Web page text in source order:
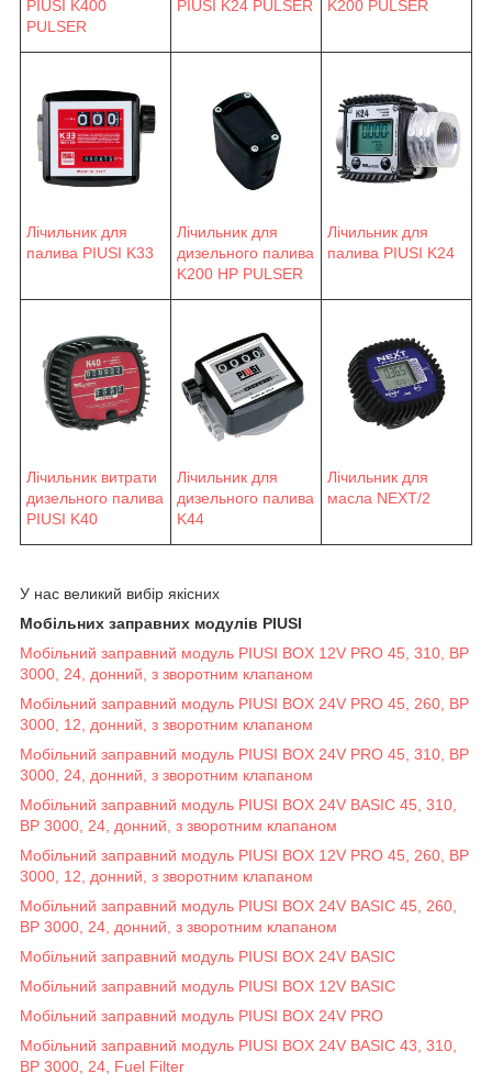
PIUSI K400
PULSER
PIUSI K24 PULSER
K200 PULSER
Лічильник для
палива PIUSI K33
Лічильник для
дизельного палива
K200 HP PULSER
Лічильник для
палива PIUSI K24
Лічильник витрати
дизельного палива
PIUSI K40
Лічильник для
дизельного палива
K44
Лічильник для
масла NEXT/2
У нас великий вибір якісних
Мобільних заправних модулів PIUSI
Мобільний заправний модуль PIUSI BOX 12V PRO 45, 310, BP
3000, 24, донний, з зворотним клапаном
Мобільний заправний модуль PIUSI BOX 24V PRO 45, 260, BP
3000, 12, донний, з зворотним клапаном
Мобільний заправний модуль PIUSI BOX 24V PRO 45, 310, BP
3000, 24, донний, з зворотним клапаном
Мобільний заправний модуль PIUSI BOX 24V BASIC 45, 310,
BP 3000, 24, донний, з зворотним клапаном
Мобільний заправний модуль PIUSI BOX 12V PRO 45, 260, BP
3000, 12, донний, з зворотним клапаном
Мобільний заправний модуль PIUSI BOX 24V BASIC 45, 260,
BP 3000, 24, донний, з зворотним клапаном
Мобільний заправний модуль PIUSI BOX 24V BASIC
Мобільний заправний модуль PIUSI BOX 12V BASIC
Мобільний заправний модуль PIUSI BOX 24V PRO
Мобільний заправний модуль PIUSI BOX 24V BASIC 43, 310,
BP 3000, 24, Fuel Filter